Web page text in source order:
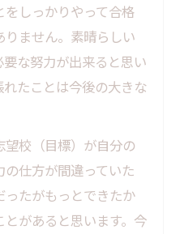
しっかりやって合格
りません。素晴らしい
な努力が出来ると思い
たことは今後の大きな
校（目標）が自分の
仕方が間違っていた
たがもっとできたか
があると思います。今